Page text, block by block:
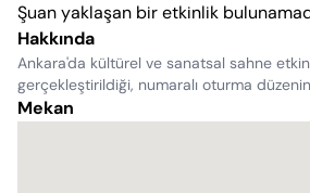
Şuan yaklaşan bir etkinlik
Hakkında
Ankara'da kültürel ve sanatsal sahne
gerçekleştirildiği, numaralı oturma
Mekan